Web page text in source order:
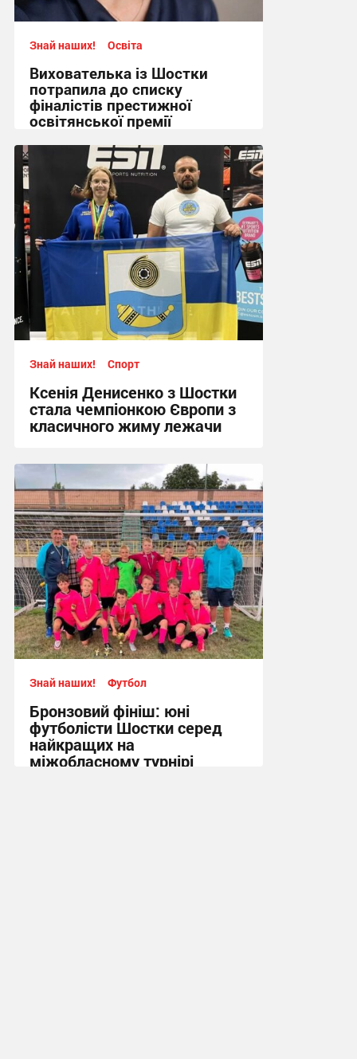
Знай наших! Освіта
Вихователька із Шостки
потрапила до списку
фіналістів престижної
освітянської премії
14:12 вчора
Знай наших! Спорт
Ксенія Денисенко з Шостки
стала чемпіонкою Європи з
класичного жиму лежачи
17:09, 4.08.2026
Знай наших! Футбол
Бронзовий фініш: юні
футболісти Шостки серед
найкращих на
міжобласному турнірі